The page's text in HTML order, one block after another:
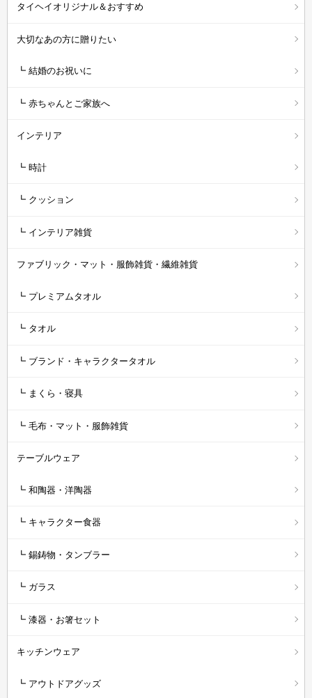
タイヘイオリジナル＆おすすめ
大切なあの方に贈りたい
┗ 結婚のお祝いに
┗ 赤ちゃんとご家族へ
インテリア
┗ 時計
┗ クッション
┗ インテリア雑貨
ファブリック・マット・服飾雑貨・繊維雑貨
┗ プレミアムタオル
┗ タオル
┗ ブランド・キャラクタータオル
┗ まくら・寝具
┗ 毛布・マット・服飾雑貨
テーブルウェア
┗ 和陶器・洋陶器
┗ キャラクター食器
┗ 錫鋳物・タンブラー
┗ ガラス
┗ 漆器・お箸セット
キッチンウェア
┗ アウトドアグッズ